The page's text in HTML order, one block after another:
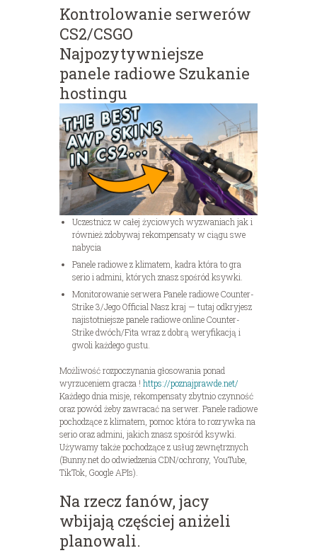
Kontrolowanie serwerów
CS2/CSGO
Najpozytywniejsze
panele radiowe Szukanie
hostingu
Uczestnicz w całej życiowych wyzwaniach jak i
również zdobywaj rekompensaty w ciągu swe
nabycia
Panele radiowe z klimatem, kadra która to gra
serio i admini, których znasz spośród ksywki.
Monitorowanie serwera Panele radiowe Counter-
Strike 3/Jego Official Nasz kraj — tutaj odkryjesz
najistotniejsze panele radiowe online Counter-
Strike dwóch/Fita wraz z dobrą weryfikacją i
gwoli każdego gustu.
Możliwość rozpoczynania głosowania ponad
wyrzuceniem gracza ! https://poznajprawde.net/
Każdego dnia misje, rekompensaty zbytnio czynność
oraz powód żeby zawracać na serwer. Panele radiowe
pochodzące z klimatem, pomoc która to rozrywka na
serio oraz admini, jakich znasz spośród ksywki.
Używamy także pochodzące z usług zewnętrznych
(Bunny.net do odwiedzenia CDN/ochrony, YouTube,
TikTok, Google APIs).
Na rzecz fanów, jacy
wbijają częściej aniżeli
planowali.